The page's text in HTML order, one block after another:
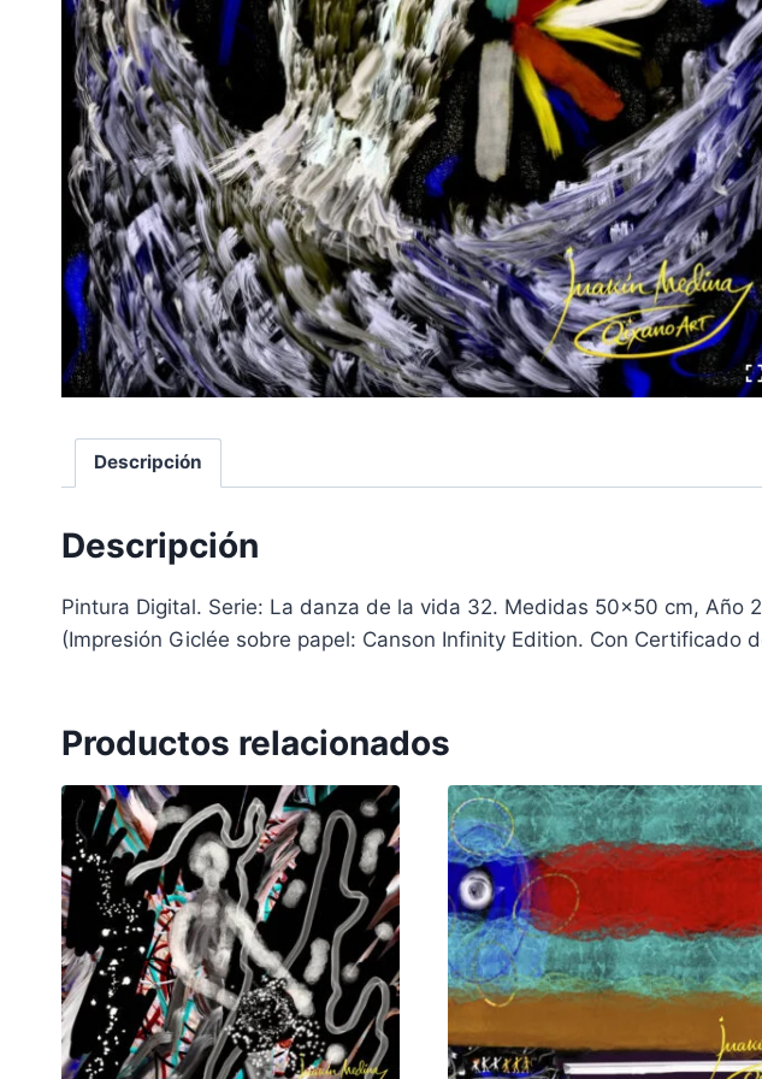
Descripción
Descripción
Pintura Digital. Serie: La danza de la vida 32. Medidas 50×50 cm, Año
(Impresión Giclée sobre papel: Canson Infinity Edition. Con
Productos relacionados